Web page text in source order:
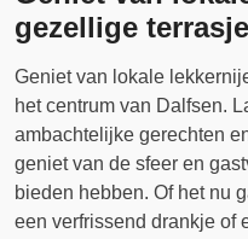
gezellige
Geniet van lokale
het centrum van Dalfsen.
ambachtelijke gerechten
geniet van de sfeer en
bieden hebben. Of het nu
een verfrissend drankje of